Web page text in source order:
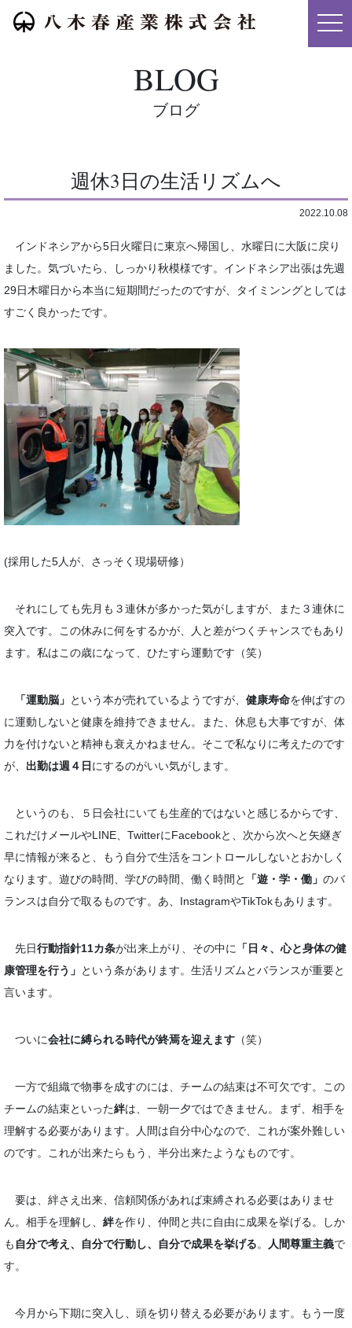
メニ
BLOG
ブログ
週休3日の生活リズムへ
2022.10.08
インドネシアから5日火曜日に東京へ帰国し、水曜日に大阪に戻り
ました。気づいたら、しっかり秋模様です。インドネシア出張は先週
29日木曜日から本当に短期間だったのですが、タイミンングとしては
すごく良かったです。
(採用した5人が、さっそく現場研修）
それにしても先月も３連休が多かった気がしますが、また３連休に
突入です。この休みに何をするかが、人と差がつくチャンスでもあり
ます。私はこの歳になって、ひたすら運動です（笑）
「運動脳」 という本が売れているようですが、 健康寿命を伸ばすの
に運動しないと健康を維持できません。また、休息も大事ですが、体
力を付けないと精神も衰えかねません。そこで私なりに考えたのです
が、 出勤は週４日 にするのがいい気がします。
というのも、５日会社にいても生産的ではないと感じるからです、
これだけメールやLINE、TwitterにFacebookと、次から次へと矢継ぎ
早に情報が来ると、もう自分で生活をコントロールしないとおかしく
なります。遊びの時間、学びの時間、働く時間と
「遊・学・働」 のバ
ランスは自分で取るものです。あ、InstagramやTikTokもあります。
先日行動指針11カ条が出来上がり、その中に
「日々、心と身体の健
康管理を行う」 という条があります。生活リズムとバランスが重要と
言います。
ついに会社に縛られる時代が終焉を迎えます（笑）
一方で組織で物事を成すのには、チームの結束は不可欠です。この
チームの結束といった絆は、一朝一夕ではできません。まず、相手を
理解する必要があります。人間は自分中心なので、これが案外難しい
のです。これが出来たらもう、半分出来たようなものです。
要は、絆さえ出来、信頼関係があれば束縛される必要はありませ
ん。相手を理解し、 絆を作り、仲間と共に自由に成果を挙げる。しか
も 自分で考え、自分で行動し、自分で成果を挙げる。 人間尊重主義で
す。
今月から下期に突入し、頭を切り替える必要があります。もう一度